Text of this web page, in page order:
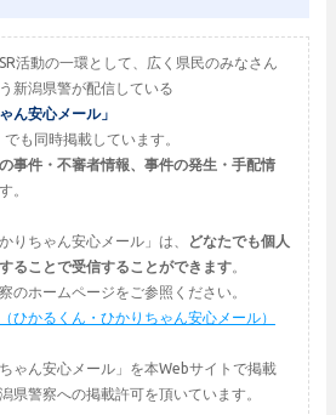
活動の一環として、広く県民のみなさん
新潟県警が配信している
ん安心メール」
も同時掲載しています。
事件・不審者情報、事件の発生・手配情
。
りちゃん安心メール」は、
どなたでも個人
ることで受信することができます。
のホームページをご参照ください。
ひかるくん・ひかりちゃん安心メール）
ゃん安心メール」を本Webサイトで掲載
県警察への掲載許可を頂いています。